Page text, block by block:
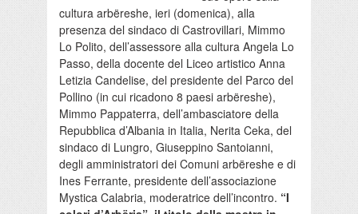
cultura arbëreshe, ieri (domenica), alla
presenza del sindaco di Castrovillari, Mimmo
Lo Polito, dell’assessore alla cultura Angela Lo
Passo, della docente del Liceo artistico Anna
Letizia Candelise, del presidente del Parco del
Pollino (in cui ricadono 8 paesi arbëreshe),
Mimmo Pappaterra, dell’ambasciatore della
Repubblica d’Albania in Italia, Nerita Ceka, del
sindaco di Lungro, Giuseppino Santoianni,
degli amministratori dei Comuni arbëreshe e di
Ines Ferrante, presidente dell’associazione
Mystica Calabria, moderatrice dell’incontro. “I